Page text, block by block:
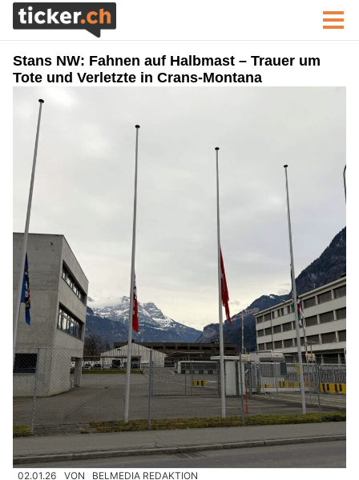
Stans NW: Fahnen auf Halbmast – Trauer um
Tote und Verletzte in Crans-Montana
02.01.26 VON BELMEDIA REDAKTION